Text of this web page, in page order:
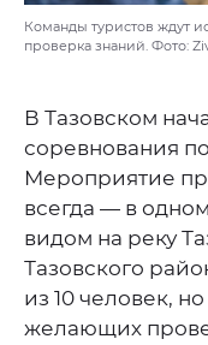
Команды туристов ждут
проверка знаний. Фото:
В Тазовском
соревнования
Мероприятие
всегда — в
видом на реку
Тазовского
из 10 человек,
желающих